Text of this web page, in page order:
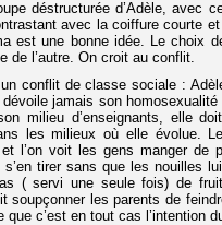
déstructurée d’Adèle, avec
avec la coiffure courte
est une bonne idée. Le choix
de l’autre. On croit au conflit.
conflit de classe sociale :
jamais son homosexualité
milieu d’enseignants, elle
les milieux où elle évolue.
l’on voit les gens manger de
s’en tirer sans que les nouilles
( servi une seule fois) de
les parents de
c’est en tout cas l’intention